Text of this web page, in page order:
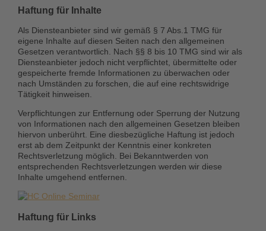
Haftung für Inhalte
Als Diensteanbieter sind wir gemäß § 7 Abs.1 TMG für
eigene Inhalte auf diesen Seiten nach den allgemeinen
Gesetzen verantwortlich. Nach §§ 8 bis 10 TMG sind wir als
Diensteanbieter jedoch nicht verpflichtet, übermittelte oder
gespeicherte fremde Informationen zu überwachen oder
nach Umständen zu forschen, die auf eine rechtswidrige
Tätigkeit hinweisen.
Verpflichtungen zur Entfernung oder Sperrung der Nutzung
von Informationen nach den allgemeinen Gesetzen bleiben
hiervon unberührt. Eine diesbezügliche Haftung ist jedoch
erst ab dem Zeitpunkt der Kenntnis einer konkreten
Rechtsverletzung möglich. Bei Bekanntwerden von
entsprechenden Rechtsverletzungen werden wir diese
Inhalte umgehend entfernen.
Haftung für Links